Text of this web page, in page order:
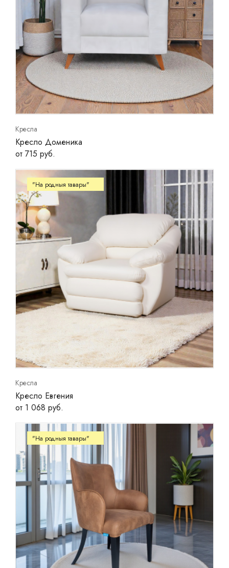
Кресла
Кресло Доменика
от 715 руб.
Кресла
Кресло Евгения
от 1 068 руб.
"На родныя тавары"
"На родныя тавары"